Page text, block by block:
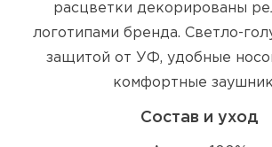
расцветки декорированы
логотипами бренда. Светло-
защитой от УФ, удобные
комфортные
Состав и уход